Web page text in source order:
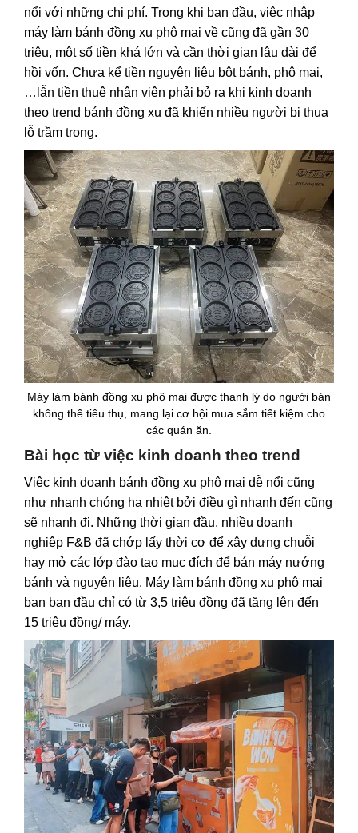
nổi với những chi phí. Trong khi ban đầu, việc nhập
máy làm bánh đồng xu phô mai về cũng đã gần 30
triệu, một số tiền khá lớn và cần thời gian lâu dài để
hồi vốn. Chưa kể tiền nguyên liệu bột bánh, phô mai,
…lẫn tiền thuê nhân viên phải bỏ ra khi kinh doanh
theo trend bánh đồng xu đã khiến nhiều người bị thua
lỗ trầm trọng.
Máy làm bánh đồng xu phô mai được thanh lý do người bán
không thể tiêu thụ, mang lại cơ hội mua sắm tiết kiệm cho
các quán ăn.
Bài học từ việc kinh doanh theo trend
Việc kinh doanh bánh đồng xu phô mai dễ nổi cũng
như nhanh chóng hạ nhiệt bởi điều gì nhanh đến cũng
sẽ nhanh đi. Những thời gian đầu, nhiều doanh
nghiệp F&B đã chớp lấy thời cơ để xây dựng chuỗi
hay mở các lớp đào tạo mục đích để bán máy nướng
bánh và nguyên liệu. Máy làm bánh đồng xu phô mai
ban ban đầu chỉ có từ 3,5 triệu đồng đã tăng lên đến
15 triệu đồng/ máy.